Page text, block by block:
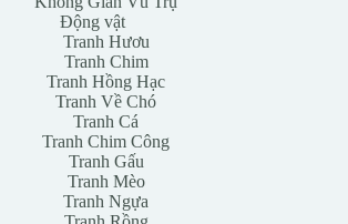
Động vật
Tranh Hươu
Tranh Chim
Tranh Hồng Hạc
Tranh Về Chó
Tranh Cá
Tranh Chim Công
Tranh Gấu
Tranh Mèo
Tranh Ngựa